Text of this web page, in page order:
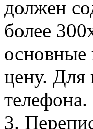
должен
более
основные
цену. Для
телефона.
3.